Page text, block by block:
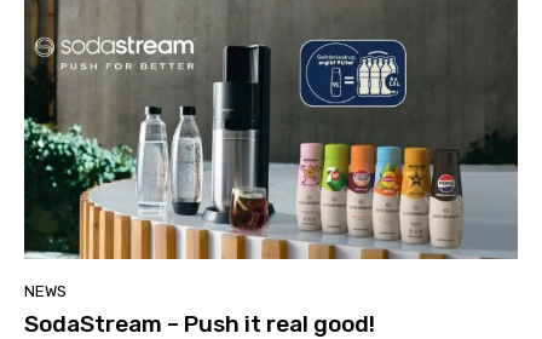
NEWS
SodaStream – Push it real good!